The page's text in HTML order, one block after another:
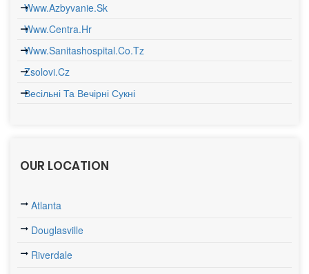
Www.azbyvanie.sk
Www.centra.hr
Www.sanitashospital.co.tz
Zsolovi.cz
Весільні Та Вечірні Сукні
OUR LOCATION
Atlanta
Douglasville
Riverdale